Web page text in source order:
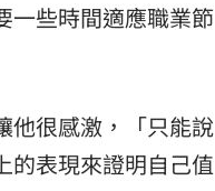
一些時間適應職業節
他很感激，「只能說
的表現來證明自己值